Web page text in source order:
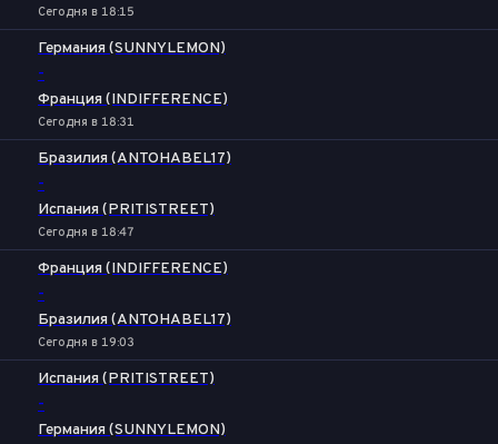
Сегодня в 18:15
Германия (SUNNYLEMON)
-
Франция (INDIFFERENCE)
Сегодня в 18:31
Бразилия (ANTOHABEL17)
-
Испания (PRITISTREET)
Сегодня в 18:47
Франция (INDIFFERENCE)
-
Бразилия (ANTOHABEL17)
Сегодня в 19:03
Испания (PRITISTREET)
-
Германия (SUNNYLEMON)